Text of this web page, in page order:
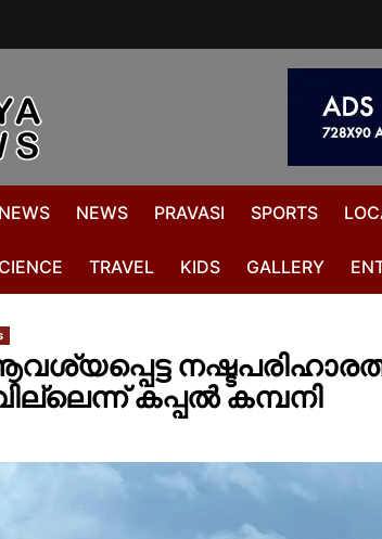
NEWS PRAVASI SPORTS
TRAVEL KIDS GALLERY
കപ്പല്‍ കമ്പനി